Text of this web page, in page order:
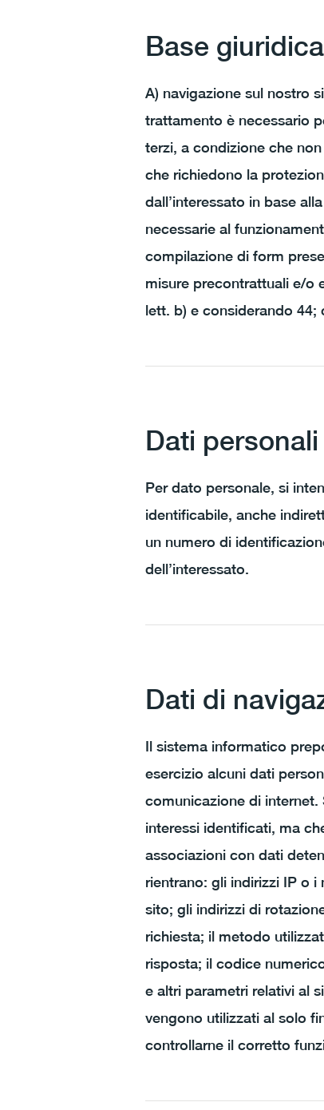
Base
A) navigazione sul nostro
trattamento è necessario
terzi, a condizione che
che richiedono la
dall’interessato in base
necessarie al
compilazione di form
misure precontrattuali e/o
lett. b) e considerando 44;
Dati personali
Per dato personale, si
identificabile, anche
un numero di
dell’interessato.
Dati di
Il sistema informatico
esercizio alcuni dati
comunicazione di
interessi identificati, ma
associazioni con dati
rientrano: gli indirizzi IP o
sito; gli indirizzi di
richiesta; il metodo
risposta; il codice
e altri parametri relativi al
vengono utilizzati al solo
controllarne il corretto